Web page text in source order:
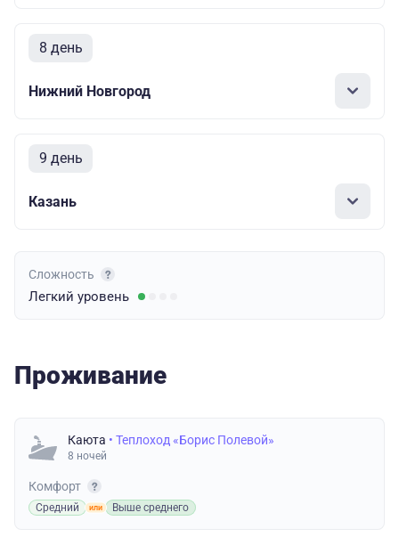
8 день
Нижний Новгород
9 день
Казань
Сложность
Легкий уровень
Проживание
Каюта • Теплоход «Борис Полевой»
8 ночей
Комфорт
Средний Выше среднего